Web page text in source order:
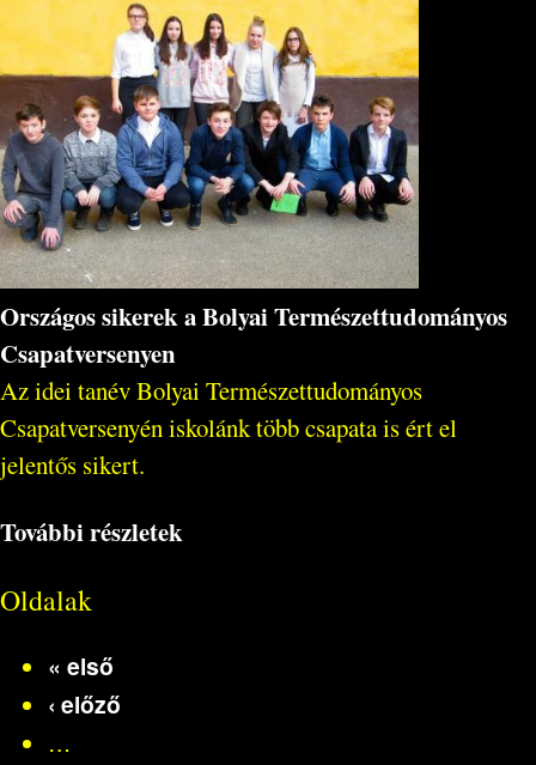
Országos sikerek a Bolyai Természettudományos
Csapatversenyen
Az idei tanév Bolyai Természettudományos
Csapatversenyén iskolánk több csapata is ért el
jelentős sikert.
További részletek
Oldalak
« első
‹ előző
…